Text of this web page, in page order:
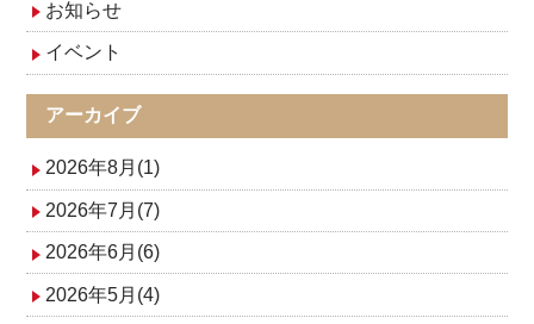
ゲ
ー
シ
ョ
ン
お知らせ
イベント
アーカイブ
2026年8月(1)
2026年7月(7)
2026年6月(6)
2026年5月(4)